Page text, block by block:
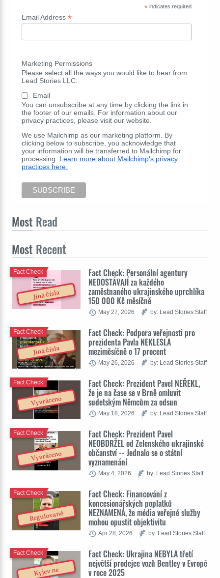
*indicates required
Email Address *
Marketing Permissions
Please select all the ways you would like to hear from
Lead Stories LLC:
Email
You can unsubscribe at any time by clicking the link in
the footer of our emails. For information about our
privacy practices, please visit our website.
We use Mailchimp as our marketing platform. By
clicking below to subscribe, you acknowledge that
your information will be transferred to Mailchimp for
processing. Learn more about Mailchimp's privacy
practices here.
Most Read
Most Recent
Jiná čísla
Fact Check: Personální agentury
NEDOSTÁVAJÍ za každého
zaměstnaného ukrajinského uprchlíka
150 000 Kč měsíčně
Fact Check
May 27, 2026 by: Lead Stories Staff
Jiná čísla
Fact Check: Podpora veřejnosti pro
prezidenta Pavla NEKLESLA
meziměsíčně o 17 procent
Fact Check
May 26, 2026 by: Lead Stories Staff
Vyvráceno
Fact Check: Prezident Pavel NEŘEKL,
že je na čase se v Brně omluvit
sudetským Němcům za odsun
Fact Check
May 18, 2026 by: Lead Stories Staff
Vyvráceno
Fact Check: Prezident Pavel
NEOBDRŽEL od Zelenského ukrajinské
občanství -- Jednalo se o státní
vyznamenání
Fact Check
May 4, 2026 by: Lead Stories Staff
Regulované
Fact Check: Financování z
koncesionářských poplatků
NEZNAMENÁ, že média veřejné služby
mohou opustit objektivitu
Fact Check
Apr 28, 2026 by: Lead Stories Staff
Kyjev ne
Fact Check: Ukrajina NEBYLA třetí
největší prodejce vozů Bentley v Evropě
v roce 2025
Fact Check